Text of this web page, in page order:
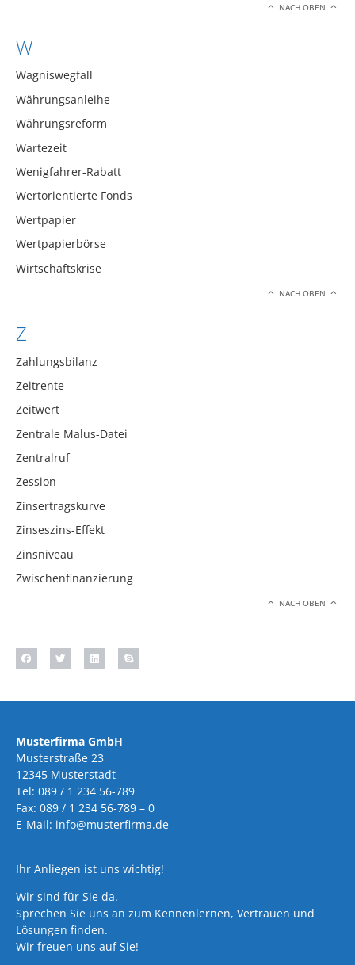
NACH OBEN
W
Wagniswegfall
Währungsanleihe
Währungsreform
Wartezeit
Wenigfahrer-Rabatt
Wertorientierte Fonds
Wertpapier
Wertpapierbörse
Wirtschaftskrise
NACH OBEN
Z
Zahlungsbilanz
Zeitrente
Zeitwert
Zentrale Malus-Datei
Zentralruf
Zession
Zinsertragskurve
Zinseszins-Effekt
Zinsniveau
Zwischenfinanzierung
NACH OBEN
Musterfirma GmbH
Musterstraße 23
12345 Musterstadt
Tel: 089 / 1 234 56-789
Fax: 089 / 1 234 56-789 – 0
E-Mail: info@musterfirma.de
Ihr Anliegen ist uns wichtig!
Wir sind für Sie da.
Sprechen Sie uns an zum Kennenlernen, Vertrauen und
Lösungen finden.
Wir freuen uns auf Sie!